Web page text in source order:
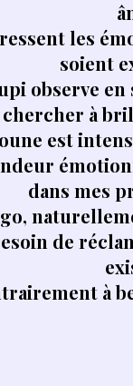
les
soient
observe en
chercher à
est
dans mes
de
à